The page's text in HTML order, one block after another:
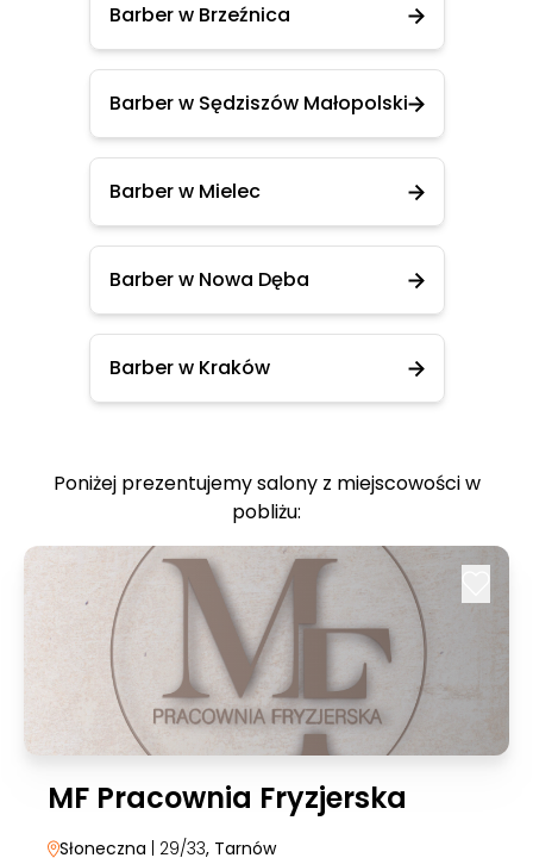
Barber w Brzeźnica
Barber w Sędziszów Małopolski
Barber w Mielec
Barber w Nowa Dęba
Barber w Kraków
Poniżej prezentujemy salony z miejscowości w
pobliżu:
MF Pracownia Fryzjerska
Słoneczna | 29/33, Tarnów